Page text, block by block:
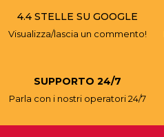
4.4 STELLE SU GOOGLE
Visualizza/lascia un commento!
SUPPORTO 24/7
Parla con i nostri operatori 24/7